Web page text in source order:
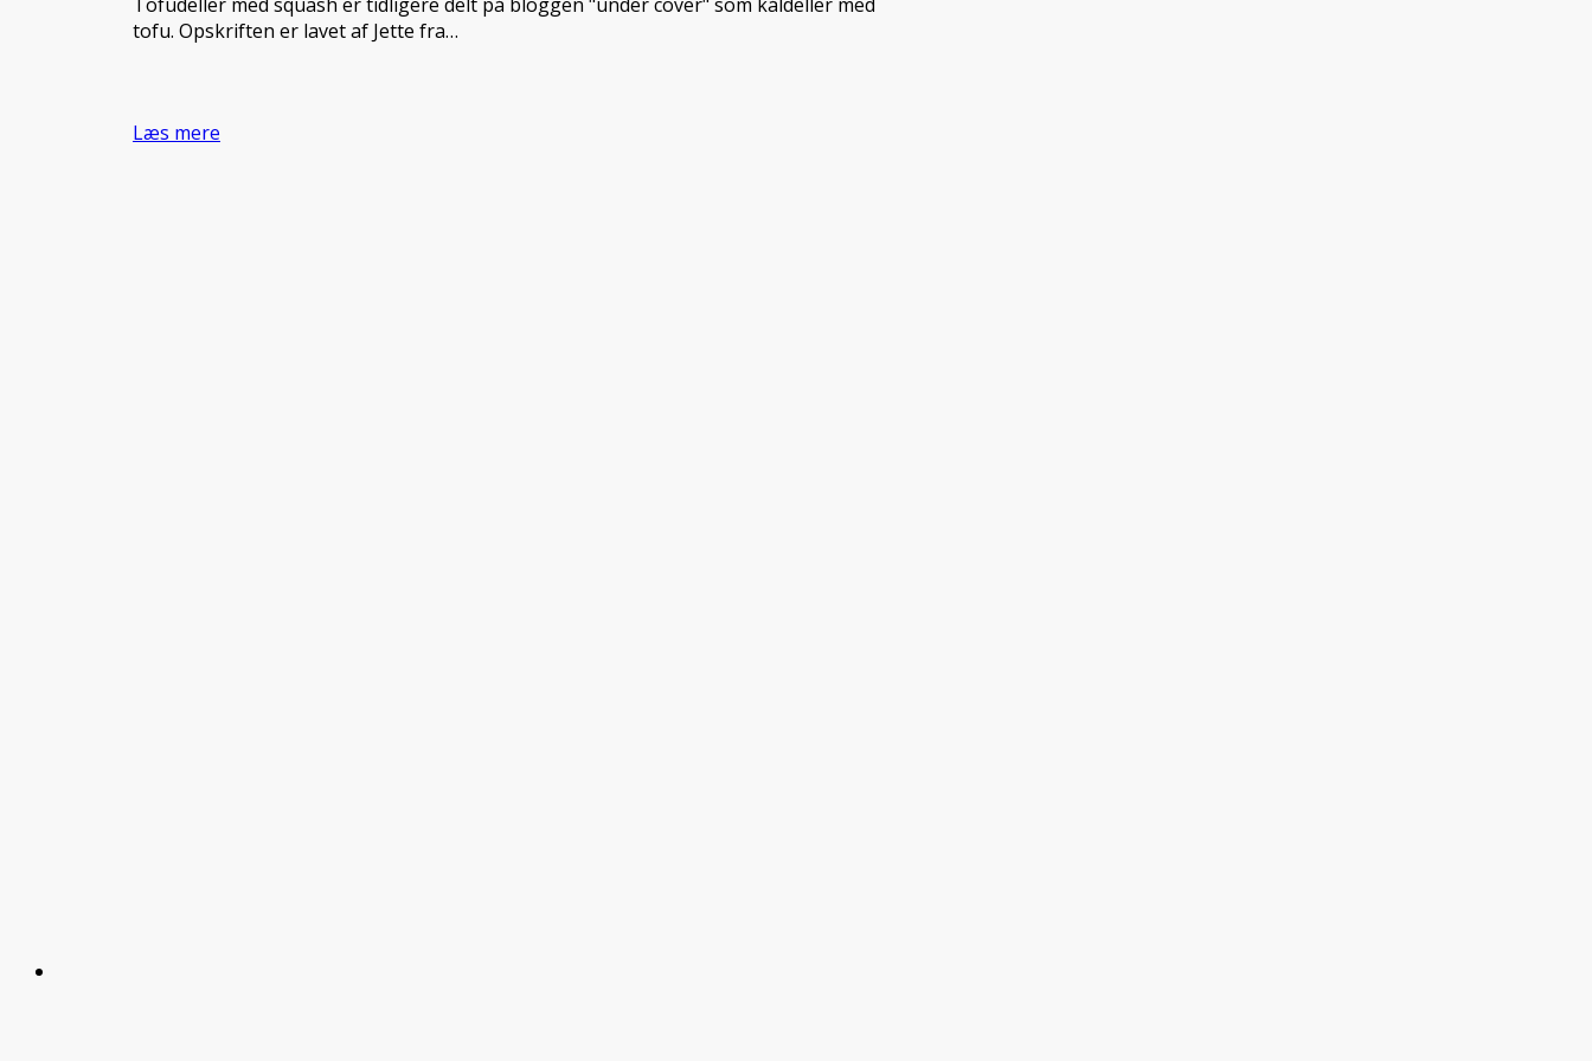
Tofudeller med squash er tidligere delt på bloggen "under cover" som kåldeller med
tofu. Opskriften er lavet af Jette fra…
Læs mere